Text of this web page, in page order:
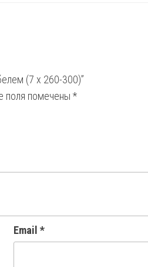
(7 х 260-300)”
поля помечены *
Email *